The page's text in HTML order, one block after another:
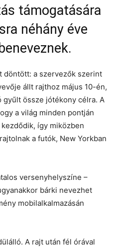
támogatására
néhány éve
döntött: a szervezők szerint
állt rajthoz május 10-én,
össze jótékony célra. A
a világ minden pontján
így miközben
a futók, New Yorkban
versenyhelyszíne –
bárki nevezhet
mobilalkalmazásán
A rajt után fél órával